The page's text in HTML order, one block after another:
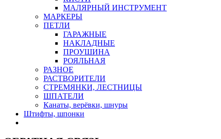
МАЛЯРНЫЙ ИНСТРУМЕНТ
МАРКЕРЫ
ПЕТЛИ
ГАРАЖНЫЕ
НАКЛАДНЫЕ
ПРОУШИНА
РОЯЛЬНАЯ
РАЗНОЕ
РАСТВОРИТЕЛИ
СТРЕМЯНКИ, ЛЕСТНИЦЫ
ШПАТЕЛИ
Канаты, верёвки, шнуры
Штифты, шпонки